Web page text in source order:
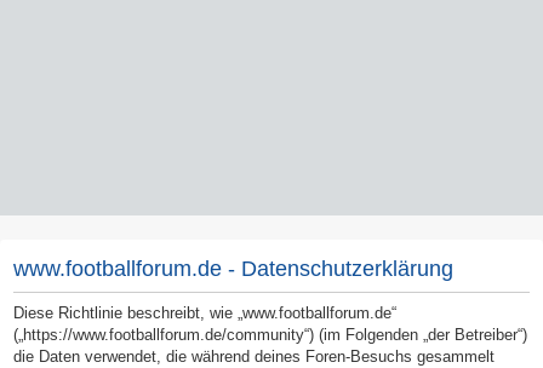
www.footballforum.de - Datenschutzerklärung
Diese Richtlinie beschreibt, wie „www.footballforum.de“
(„https://www.footballforum.de/community“) (im Folgenden „der Betreiber“)
die Daten verwendet, die während deines Foren-Besuchs gesammelt